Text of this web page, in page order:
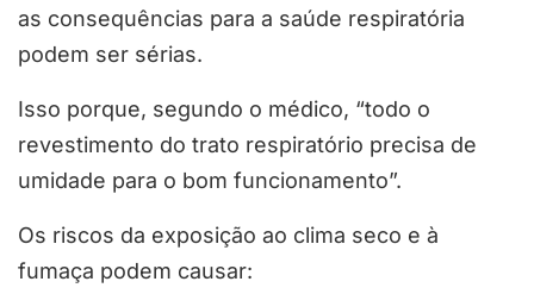
as consequências para a saúde respiratória
podem ser sérias.
Isso porque, segundo o médico, “todo o
revestimento do trato respiratório precisa de
umidade para o bom funcionamento”.
Os riscos da exposição ao clima seco e à
fumaça podem causar: